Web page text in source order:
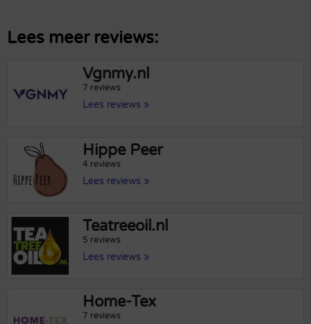
Lees meer reviews:
Vgnmy.nl
7 reviews
Lees reviews »
Hippe Peer
4 reviews
Lees reviews »
Teatreeoil.nl
5 reviews
Lees reviews »
Home-Tex
7 reviews